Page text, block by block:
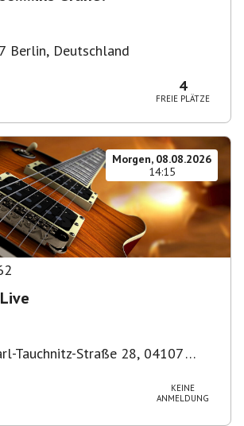
Berlin, Deutschland
4
FREIE PLÄTZE
Morgen, 08.08.2026
14:15
Tauchnitz-Straße 28, 04107
KEINE
ANMELDUNG